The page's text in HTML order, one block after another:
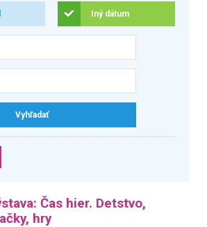
Iný dátum
Čas hier. Detstvo,
hry